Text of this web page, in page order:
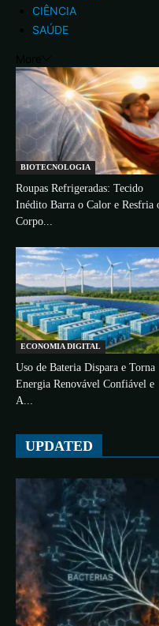
CIÊNCIA
SAÚDE
BIOTECNOLOGIA
Roupas Refrigeradas: Tecido
Inédito Barra o Calor e Resfria
Corpo...
ECONOMIA DIGITAL
Uso de Bateria Dispara e Torna
Energia Renovável Confiável e
A...
UPDATED